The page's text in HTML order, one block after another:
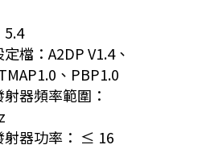
檔：A2DP V1.4、
、PBP1.0
器頻率範圍：
器功率： ≤ 16